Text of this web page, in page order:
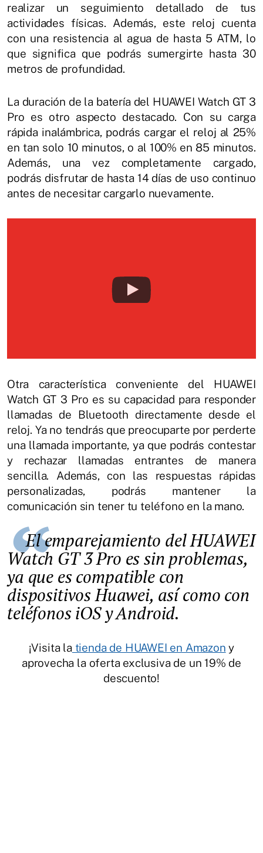
realizar un seguimiento detallado de tus
actividades físicas. Además, este reloj cuenta
con una resistencia al agua de hasta 5 ATM, lo
que significa que podrás sumergirte hasta 30
metros de profundidad.
La duración de la batería del HUAWEI Watch GT 3
Pro es otro aspecto destacado. Con su carga
rápida inalámbrica, podrás cargar el reloj al 25%
en tan solo 10 minutos, o al 100% en 85 minutos.
Además, una vez completamente cargado,
podrás disfrutar de hasta 14 días de uso continuo
antes de necesitar cargarlo nuevamente.
Otra característica conveniente del HUAWEI
Watch GT 3 Pro es su capacidad para responder
llamadas de Bluetooth directamente desde el
reloj. Ya no tendrás que preocuparte por perderte
una llamada importante, ya que podrás contestar
y rechazar llamadas entrantes de manera
sencilla. Además, con las respuestas rápidas
personalizadas, podrás mantener la
comunicación sin tener tu teléfono en la mano.
El emparejamiento del HUAWEI
Watch GT 3 Pro es sin problemas,
ya que es compatible con
dispositivos Huawei, así como con
teléfonos iOS y Android.
¡Visita la tienda de HUAWEI en Amazon y
aprovecha la oferta exclusiva de un 19% de
descuento!